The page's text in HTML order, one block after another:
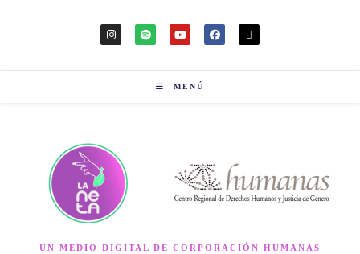
MENÚ
UN MEDIO DIGITAL DE CORPORACIÓN HUMANAS